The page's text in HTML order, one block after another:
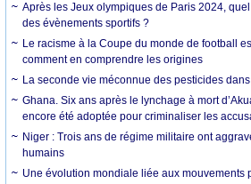
Après les Jeux olympiques de Paris 2024,
des évènements sportifs ?
Le racisme à la Coupe du monde de football
comment en comprendre les origines
La seconde vie méconnue des pesticides dans
Ghana. Six ans après le lynchage à mort
encore été adoptée pour criminaliser les
Niger : Trois ans de régime militaire ont
humains
Une évolution mondiale liée aux mouvements